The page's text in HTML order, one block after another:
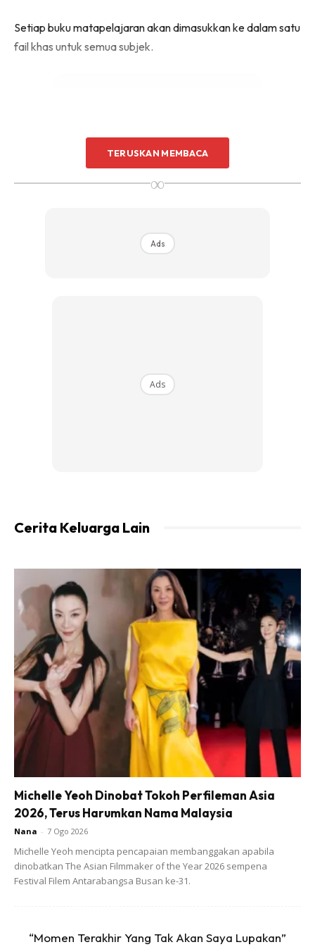
Setiap buku matapelajaran akan dimasukkan ke dalam satu
fail khas untuk semua subjek.
Lekatkan jadual sticker di buku dan juga di fail. Biar
seragam.
TERUSKAN MEMBACA
∞
Ads
Ads
Cerita Keluarga Lain
Michelle Yeoh Dinobat Tokoh Perfileman Asia
2026, Terus Harumkan Nama Malaysia
Nana - 7 Ogo 2026
Michelle Yeoh mencipta pencapaian membanggakan apabila
dinobatkan The Asian Filmmaker of the Year 2026 sempena
Festival Filem Antarabangsa Busan ke-31.
“Momen Terakhir Yang Tak Akan Saya Lupakan”